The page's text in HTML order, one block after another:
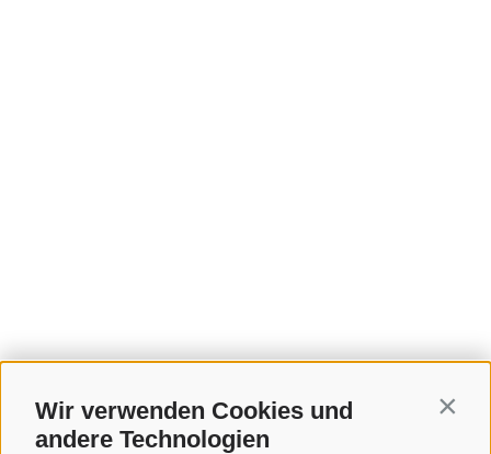
Wir verwenden Cookies und
andere Technologien